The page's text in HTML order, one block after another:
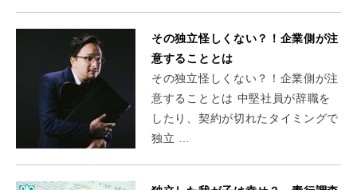
その独立怪しくない？！企業側が注
意することとは
その独立怪しくない？！企業側が注
意することとは 中堅社員が辞職を
したり、契約が切れたタイミングで
独立 …